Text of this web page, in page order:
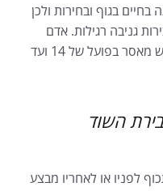
בגוף ובחירות ולכן
גניבה רגילות. אדם
אשר הורשע בעבירת שוד צפוי לעונש מאסר בפועל של 14 ועד
השוד
לפניו או לאחריו מבצע